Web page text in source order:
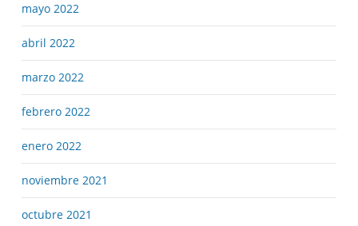
mayo 2022
abril 2022
marzo 2022
febrero 2022
enero 2022
noviembre 2021
octubre 2021